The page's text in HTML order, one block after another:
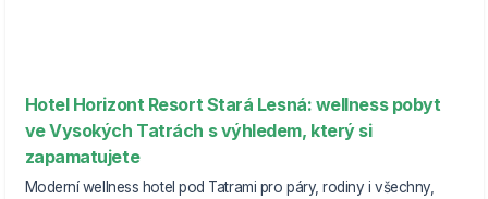
Hotel Horizont Resort Stará Lesná: wellness pobyt
ve Vysokých Tatrách s výhledem, který si
zapamatujete
Moderní wellness hotel pod Tatrami pro páry, rodiny i všechny,